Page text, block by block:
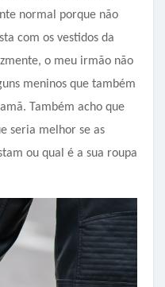
normal porque não
com os vestidos da
o meu irmão não
meninos que também
Também acho que
seria melhor se as
ou qual é a sua roupa